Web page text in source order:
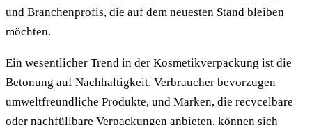
und Branchenprofis, die auf dem neuesten Stand bleiben
möchten.
Ein wesentlicher Trend in der Kosmetikverpackung ist die
Betonung auf Nachhaltigkeit. Verbraucher bevorzugen
umweltfreundliche Produkte, und Marken, die recycelbare
oder nachfüllbare Verpackungen anbieten, können sich